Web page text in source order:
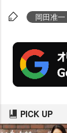
岡田准一
PICK UP